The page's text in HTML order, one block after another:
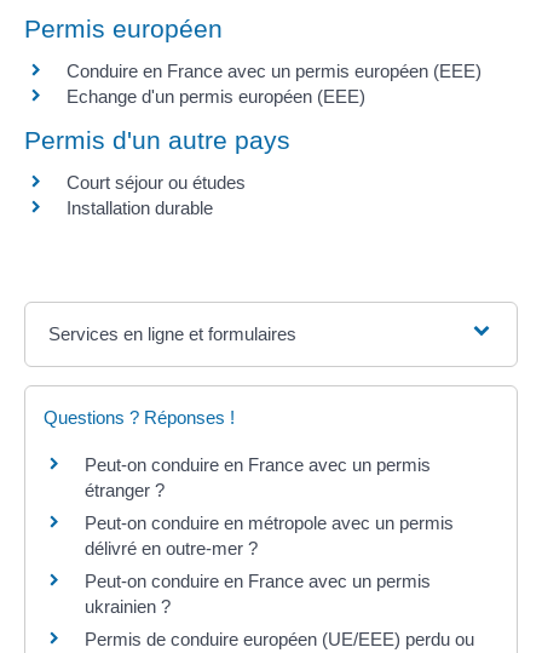
Permis européen
Conduire en France avec un permis européen (EEE)
Echange d'un permis européen (EEE)
Permis d'un autre pays
Court séjour ou études
Installation durable
Services en ligne et formulaires
Questions ? Réponses !
Peut-on conduire en France avec un permis
étranger ?
Peut-on conduire en métropole avec un permis
délivré en outre-mer ?
Peut-on conduire en France avec un permis
ukrainien ?
Permis de conduire européen (UE/EEE) perdu ou